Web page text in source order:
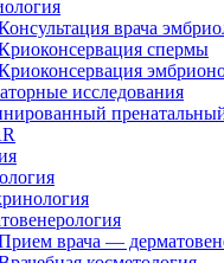
врача
спермы
исследования
врача —